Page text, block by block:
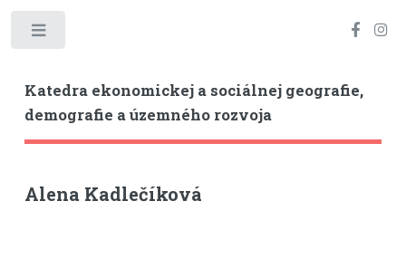
Katedra ekonomickej a sociálnej geografie,
demografie a územného rozvoja
Alena Kadlečíková